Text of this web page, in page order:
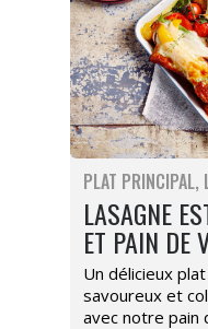
PLAT PRINCIPAL
LASAGNE
ET PAIN DE
Un délicieux
savoureux et
avec notre pain